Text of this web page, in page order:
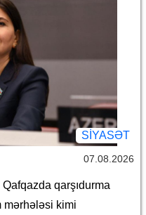
SİYASƏT
07.08.2026
qarşıdurma
mərhələsi kimi